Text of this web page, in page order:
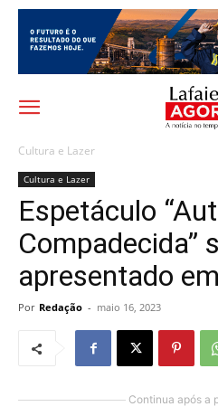
Cultura e Lazer
Cultura e Lazer
Espetáculo
Compadecida”
apresentado
Por Redação - maio 16, 2023
Continua após a